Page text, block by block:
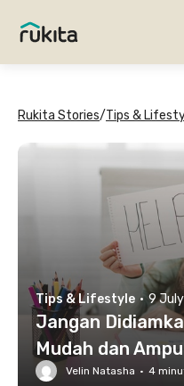
Rukita Stories/Tips &
Tips & Lifestyle · 9
Jangan
Mudah dan
Velin Natasha · 4